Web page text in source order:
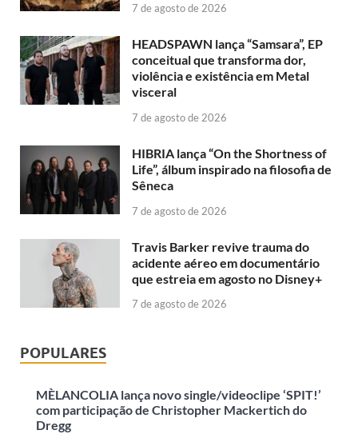
7 de agosto de 2026
HEADSPAWN lança “Samsara”, EP
conceitual que transforma dor,
violência e existência em Metal
visceral
7 de agosto de 2026
HIBRIA lança “On the Shortness of
Life”, álbum inspirado na filosofia de
Sêneca
7 de agosto de 2026
Travis Barker revive trauma do
acidente aéreo em documentário
que estreia em agosto no Disney+
7 de agosto de 2026
POPULARES
MÈLANCOLIA lança novo single/videoclipe ‘SPIT!’
com participação de Christopher Mackertich do
Dregg